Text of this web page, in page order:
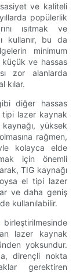
ve kaliteli
popülerlik
ısıtmak ve
kullanır, bu da
minimum
küçük ve hassas
zor alanlarda
kılar.
diğer hassas
tipi lazer kaynak
yüksek
rağmen,
kolayca elde
için önemli
TIG kaynağı
oysa el tipi lazer
ve daha geniş
kullanılabilir.
lazer kaynak
yoksundur.
dirençli nokta
gerektiren